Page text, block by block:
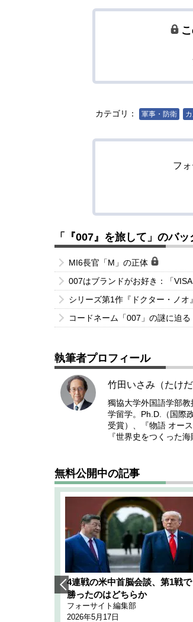
カテゴリ： 軍事・防衛
フ
「『007』を旅して」のバ
MI6長官「M」の正体
007はブランドがお好き：「
シリーズ第1作『ドクター・ノ
コードネーム「007」の謎に迫る
執筆者プロフィール
竹田いさみ（たけだ
獨協大学外国語学部
学留学。Ph.D.（国際
受賞）、『物語 オー
『世界史をつくった
無料公開中の記事
4連戦の米中首脳会談、第1戦で
勝ったのはどちらか
フォーサイト編集部
2026年5月17日